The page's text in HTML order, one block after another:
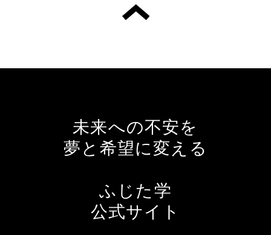
未来への不安を
夢と希望に変える
ふじた学
公式サイト